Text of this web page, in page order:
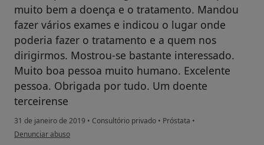
muito bem a doença e o tratamento. Mandou
fazer vários exames e indicou o lugar onde
poderia fazer o tratamento e a quem nos
dirigirmos. Mostrou-se bastante interessado.
Muito boa pessoa muito humano. Excelente
pessoa. Obrigada por tudo. Um doente
terceirense
31 de janeiro de 2019 • Consultório privado • Próstata •
na opinião do utilizador Conta eliminada
Denunciar abuso